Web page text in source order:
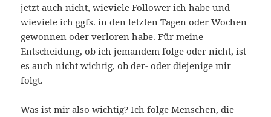
jetzt auch nicht, wieviele Follower ich habe und
wieviele ich ggfs. in den letzten Tagen oder Wochen
gewonnen oder verloren habe. Für meine
Entscheidung, ob ich jemandem folge oder nicht, ist
es auch nicht wichtig, ob der- oder diejenige mir
folgt.
Was ist mir also wichtig? Ich folge Menschen, die